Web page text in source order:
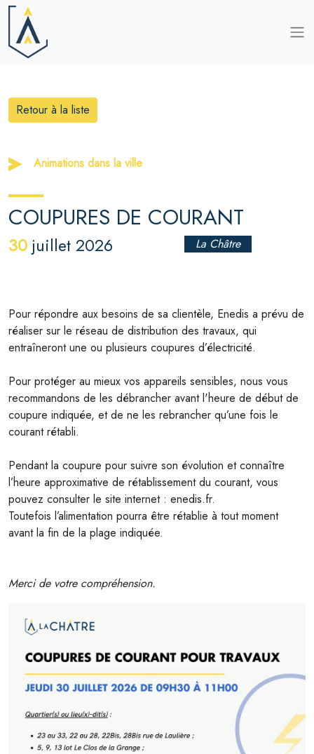
Retour à la liste
Animations dans la ville
COUPURES DE COURANT
30 juillet 2026 La Châtre
Pour répondre aux besoins de sa clientèle, Enedis a prévu de
réaliser sur le réseau de distribution des travaux, qui
entraîneront une ou plusieurs coupures d’électricité.
Pour protéger au mieux vos appareils sensibles, nous vous
recommandons de les débrancher avant l'heure de début de
coupure indiquée, et de ne les rebrancher qu’une fois le
courant rétabli.
Pendant la coupure pour suivre son évolution et connaître
l’heure approximative de rétablissement du courant, vous
pouvez consulter le site internet : enedis.fr.
Toutefois l’alimentation pourra être rétablie à tout moment
avant la fin de la plage indiquée.
Merci de votre compréhension.